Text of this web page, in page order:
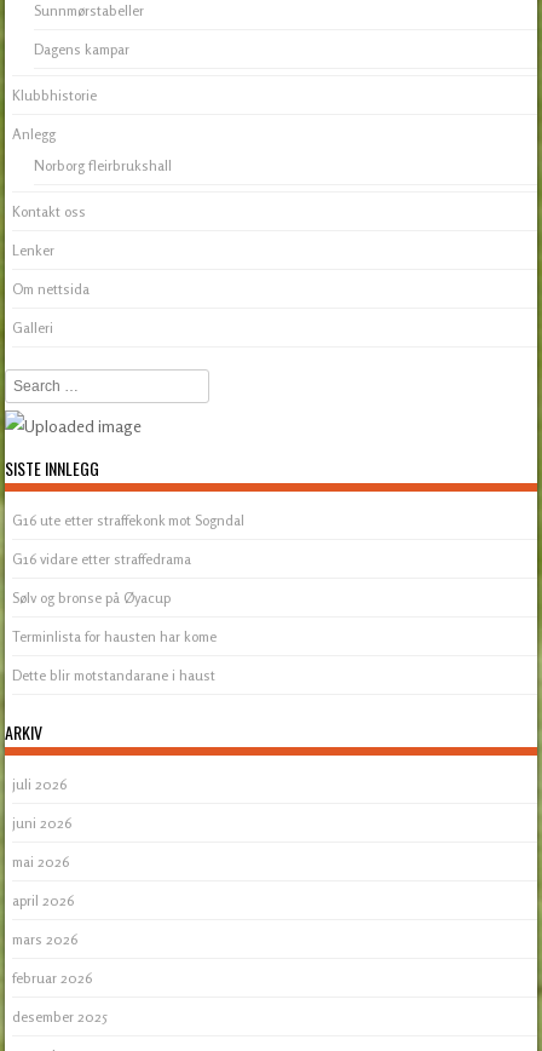
Sunnmørstabeller
Dagens kampar
Klubbhistorie
Anlegg
Norborg fleirbrukshall
Kontakt oss
Lenker
Om nettsida
Galleri
Search
SISTE INNLEGG
G16 ute etter straffekonk mot Sogndal
G16 vidare etter straffedrama
Sølv og bronse på Øyacup
Terminlista for hausten har kome
Dette blir motstandarane i haust
ARKIV
juli 2026
juni 2026
mai 2026
april 2026
mars 2026
februar 2026
desember 2025